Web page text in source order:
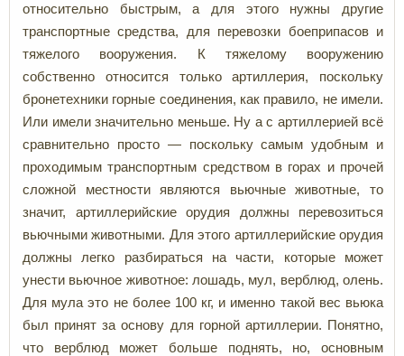
относительно быстрым, а для этого нужны другие
транспортные средства, для перевозки боеприпасов и
тяжелого вооружения. К тяжелому вооружению
собственно относится только артиллерия, поскольку
бронетехники горные соединения, как правило, не имели.
Или имели значительно меньше. Ну а с артиллерией всё
сравнительно просто — поскольку самым удобным и
проходимым транспортным средством в горах и прочей
сложной местности являются вьючные животные, то
значит, артиллерийские орудия должны перевозиться
вьючными животными. Для этого артиллерийские орудия
должны легко разбираться на части, которые может
унести вьючное животное: лошадь, мул, верблюд, олень.
Для мула это не более 100 кг, и именно такой вес вьюка
был принят за основу для горной артиллерии. Понятно,
что верблюд может больше поднять, но, основным